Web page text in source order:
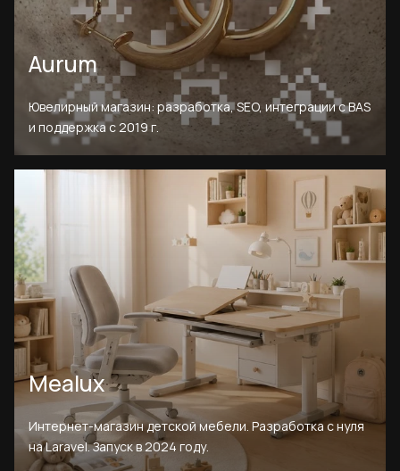
Aurum
Ювелирный магазин: разработка, SEO, интеграции с BAS
и поддержка с 2019 г.
Mealux
Интернет-магазин детской мебели. Разработка с нуля
на Laravel. Запуск в 2024 году.